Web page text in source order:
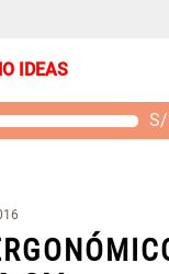
IDEAS
S/